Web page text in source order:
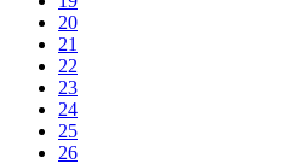
20
21
22
23
24
25
26